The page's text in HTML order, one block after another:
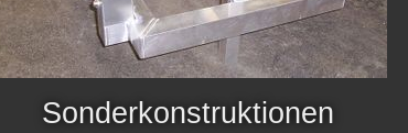
Sonderkonstruktionen